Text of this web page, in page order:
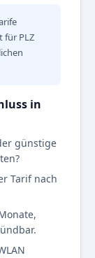
für PLZ
in
günstige
Tarif nach